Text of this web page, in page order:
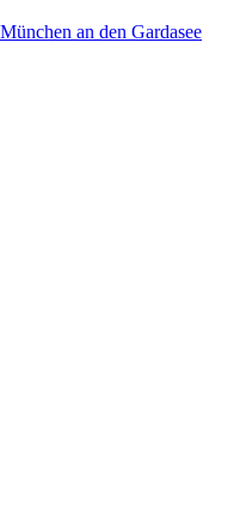
an den Gardasee